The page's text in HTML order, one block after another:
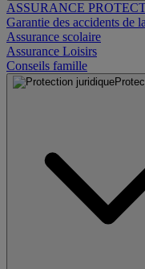
ASSURANCE
Garantie des accidents de
Assurance scolaire
Assurance Loisirs
Conseils famille